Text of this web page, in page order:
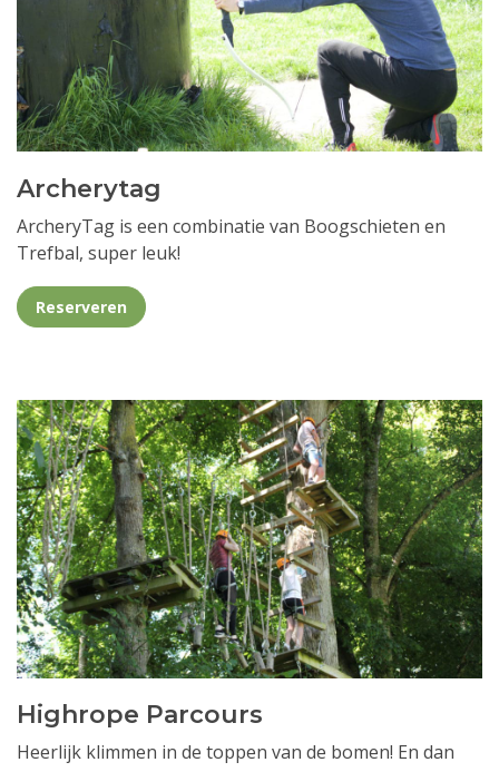
Archerytag
ArcheryTag is een combinatie van Boogschieten en
Trefbal, super leuk!
Reserveren
Highrope Parcours
Heerlijk klimmen in de toppen van de bomen! En dan